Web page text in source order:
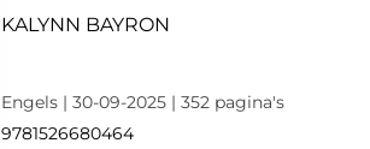
KALYNN BAYRON
Engels | 30-09-2025 | 352 pagina's
9781526680464